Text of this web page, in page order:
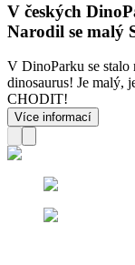
V českých
Narodil se malý
V DinoParku se stalo
dinosaurus! Je malý,
CHODIT!
Více informací